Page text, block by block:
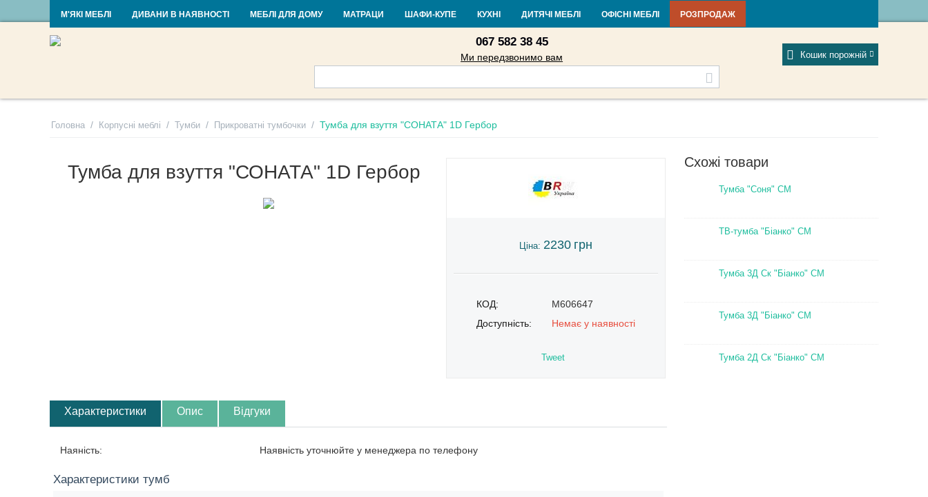
RU UA Контакти Доставка і оплата Гарантія та повернення Кредит Статті та новини Фабрики
067 582 38 45
Ми передзвонимо вам Кошик порожній
М'ЯКІ МЕБЛІ ДИВАНИ В НАЯВНОСТІ МЕБЛІ ДЛЯ ДОМУ МАТРАЦИ ШАФИ-КУПЕ КУХНІ ДИТЯЧІ МЕБЛІ ОФІСНІ МЕБЛІ РОЗПРОДАЖ
Головна / Корпусні меблі / Тумби / Прикроватні тумбочки / Тумба для взуття "СОНАТА" 1D Гербор
Тумба для взуття "СОНАТА" 1D Гербор
Ціна: 2230 грн
КОД:
M606647
Доступність:
Немає у наявності
Tweet
Характеристики Опис Відгуки
Наяність: Наявність уточнюйте у менеджера по телефону
Характеристики тумб
Схожі товари
Тумба "Соня" СМ
ТВ-тумба "Біанко" СМ
Тумба 3Д Ск "Біанко" СМ
Тумба 3Д "Біанко" СМ
Тумба 2Д Ск "Біанко" СМ